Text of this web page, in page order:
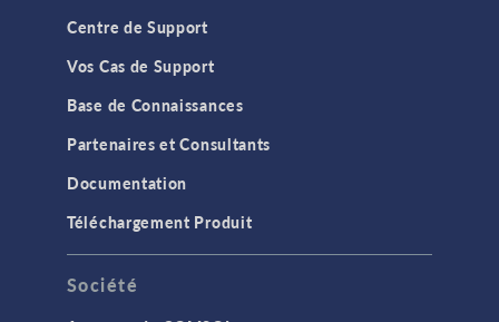
Centre de Support
Vos Cas de Support
Base de Connaissances
Partenaires et Consultants
Documentation
Téléchargement Produit
Société